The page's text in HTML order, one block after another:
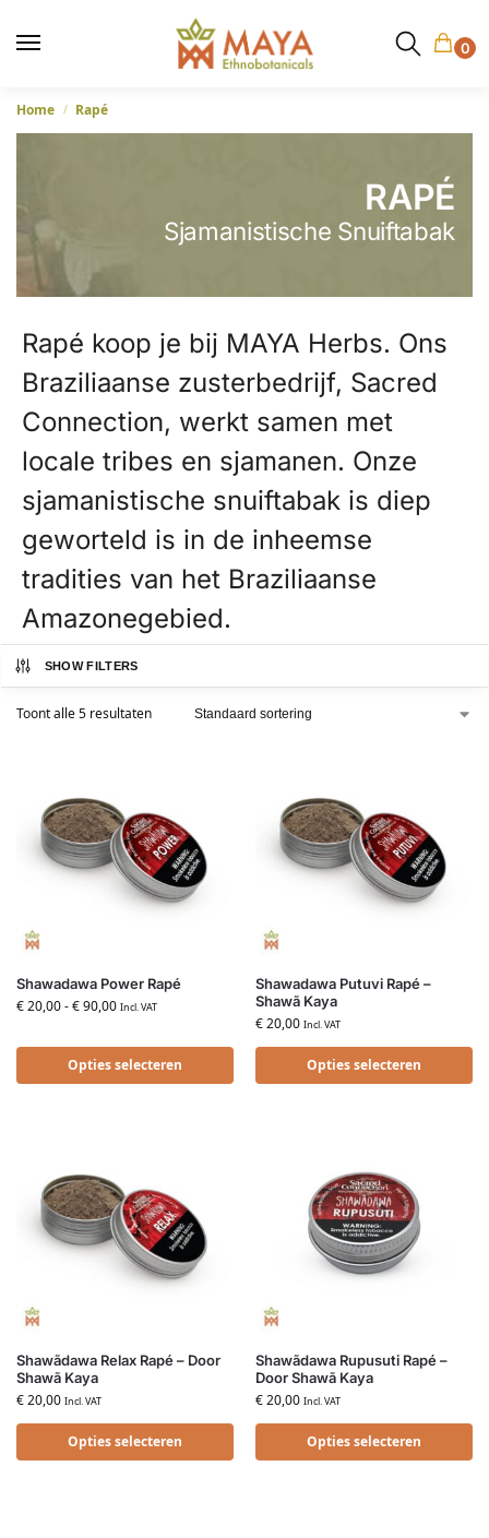
0
Home / Rapé
RAPÉ
Sjamanistische Snuiftabak
Rapé koop je bij MAYA Herbs. Ons
Braziliaanse zusterbedrijf, Sacred
Connection, werkt samen met
locale tribes en sjamanen. Onze
sjamanistische snuiftabak is diep
geworteld is in de inheemse
tradities van het Braziliaanse
Amazonegebied.
SHOW FILTERS
Toont alle 5 resultaten
Shawadawa Power Rapé
€20,00-€90,00 Incl. VAT
Opties selecteren
Shawadawa Putuvi Rapé –
Shawã Kaya
€20,00 Incl. VAT
Opties selecteren
Shawãdawa Relax Rapé – Door
Shawã Kaya
€20,00 Incl. VAT
Opties selecteren
Shawãdawa Rupusuti Rapé –
Door Shawã Kaya
€20,00 Incl. VAT
Opties selecteren